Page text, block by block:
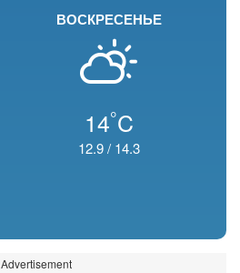
ВОСКРЕСЕНЬЕ
14°C
12.9/ 14.3
Advertisement